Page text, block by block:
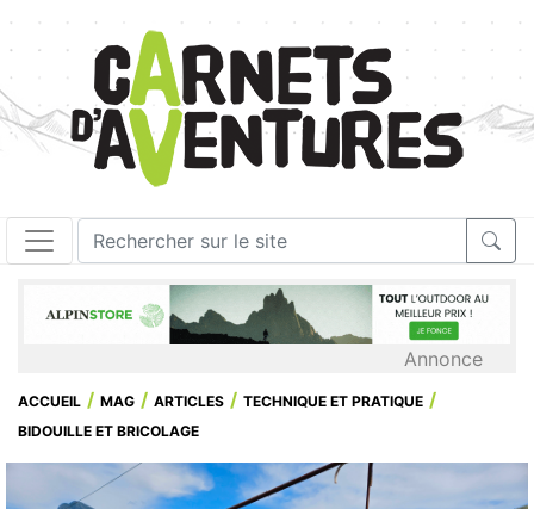
Annonce
ACCUEIL MAG ARTICLES
TECHNIQUE ET PRATIQUE
BIDOUILLE ET BRICOLAGE